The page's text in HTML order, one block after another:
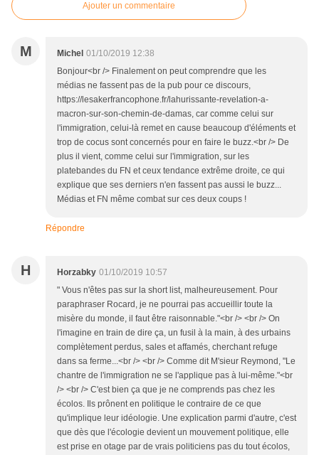
Ajouter un commentaire
M Michel 01/10/2019 12:38
Bonjour<br /> Finalement on peut comprendre que les
médias ne fassent pas de la pub pour ce discours,
https://lesakerfrancophone.fr/lahurissante-revelation-a-
macron-sur-son-chemin-de-damas, car comme celui sur
l'immigration, celui-là remet en cause beaucoup d'éléments et
trop de cocus sont concernés pour en faire le buzz.<br /> De
plus il vient, comme celui sur l'immigration, sur les
platebandes du FN et ceux tendance extrême droite, ce qui
explique que ses derniers n'en fassent pas aussi le buzz...
Médias et FN même combat sur ces deux coups !
Répondre
H Horzabky 01/10/2019 10:57
" Vous n'êtes pas sur la short list, malheureusement. Pour
paraphraser Rocard, je ne pourrai pas accueillir toute la
misère du monde, il faut être raisonnable."<br /> <br /> On
l'imagine en train de dire ça, un fusil à la main, à des urbains
complètement perdus, sales et affamés, cherchant refuge
dans sa ferme...<br /> <br /> Comme dit M'sieur Reymond, "Le
chantre de l'immigration ne se l'applique pas à lui-même."<br
/> <br /> C'est bien ça que je ne comprends pas chez les
écolos. Ils prônent en politique le contraire de ce que
qu'implique leur idéologie. Une explication parmi d'autre, c'est
que dès que l'écologie devient un mouvement politique, elle
est prise en otage par de vrais politiciens pas du tout écolos,